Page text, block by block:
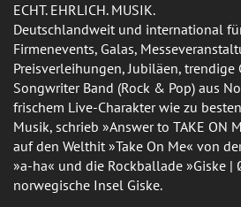
ECHT. EHRLICH. MUSIK.
Deutschlandweit und international
Firmenevents, Galas,
Preisverleihungen, Jubiläen, trendige
Songwriter Band (Rock & Pop) aus
frischem Live-Charakter wie zu
Musik, schrieb »Answer to TAKE ON
auf den Welthit »Take On Me« von
»a-ha« und die Rockballade »Giske |
norwegische Insel Giske.